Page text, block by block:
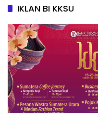
IKLAN BI KKSU